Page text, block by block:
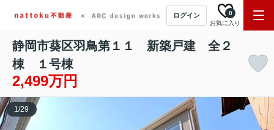
ログイン
お気に入り
0
静岡市葵区羽鳥第１１ 新築戸建 全２
棟 １号棟
2,499万円
1/29